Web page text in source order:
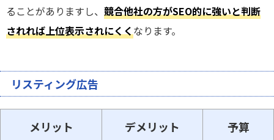
ることがありますし、 競合他社の方がSEO的に強いと判断
されれば上位表示されにくくなります。
リスティング広告
メリット デメリット 予算